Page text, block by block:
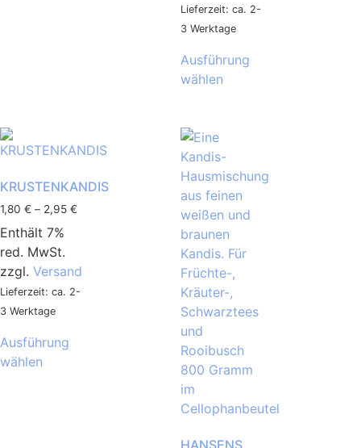
Lieferzeit: ca. 2-
3 Werktage
Ausführung
wählen
KRUSTENKANDIS
1,80 € – 2,95 €
Enthält 7%
red. MwSt.
zzgl. Versand
Lieferzeit: ca. 2-
3 Werktage
Ausführung
wählen
HANSENS